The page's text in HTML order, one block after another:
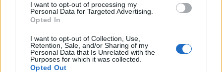
I want to opt-out of processing my
Personal Data for Targeted Advertising.
Opted In
I want to opt-out of Collection, Use,
Retention, Sale, and/or Sharing of my
Personal Data that Is Unrelated with the
Purposes for which it was collected.
Opted Out